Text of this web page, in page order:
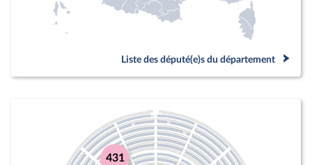
Liste des député(e)s du département
431